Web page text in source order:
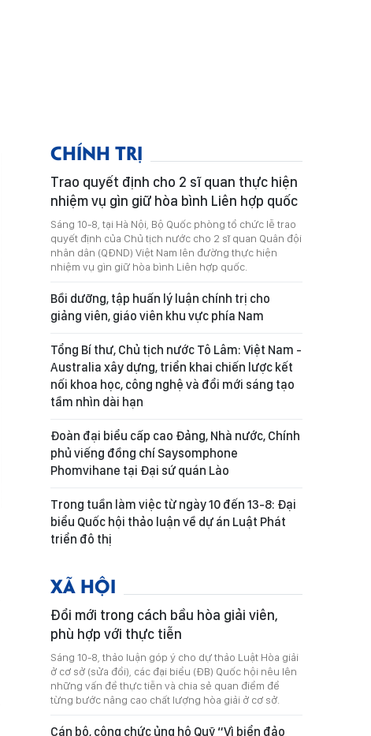
CHÍNH TRỊ
Trao quyết định cho 2 sĩ quan thực hiện
nhiệm vụ gìn giữ hòa bình Liên hợp quốc
Sáng 10-8, tại Hà Nội, Bộ Quốc phòng tổ chức lễ trao
quyết định của Chủ tịch nước cho 2 sĩ quan Quân đội
nhân dân (QĐND) Việt Nam lên đường thực hiện
nhiệm vụ gìn giữ hòa bình Liên hợp quốc.
Bồi dưỡng, tập huấn lý luận chính trị cho
giảng viên, giáo viên khu vực phía Nam
Tổng Bí thư, Chủ tịch nước Tô Lâm: Việt Nam -
Australia xây dựng, triển khai chiến lược kết
nối khoa học, công nghệ và đổi mới sáng tạo
tầm nhìn dài hạn
Đoàn đại biểu cấp cao Đảng, Nhà nước, Chính
phủ viếng đồng chí Saysomphone
Phomvihane tại Đại sứ quán Lào
Trong tuần làm việc từ ngày 10 đến 13-8: Đại
biểu Quốc hội thảo luận về dự án Luật Phát
triển đô thị
XÃ HỘI
Đổi mới trong cách bầu hòa giải viên,
phù hợp với thực tiễn
Sáng 10-8, thảo luận góp ý cho dự thảo Luật Hòa giải
ở cơ sở (sửa đổi), các đại biểu (ĐB) Quốc hội nêu lên
những vấn đề thực tiễn và chia sẻ quan điểm để
từng bước nâng cao chất lượng hòa giải ở cơ sở.
Cán bộ, công chức ủng hộ Quỹ “Vì biển đảo